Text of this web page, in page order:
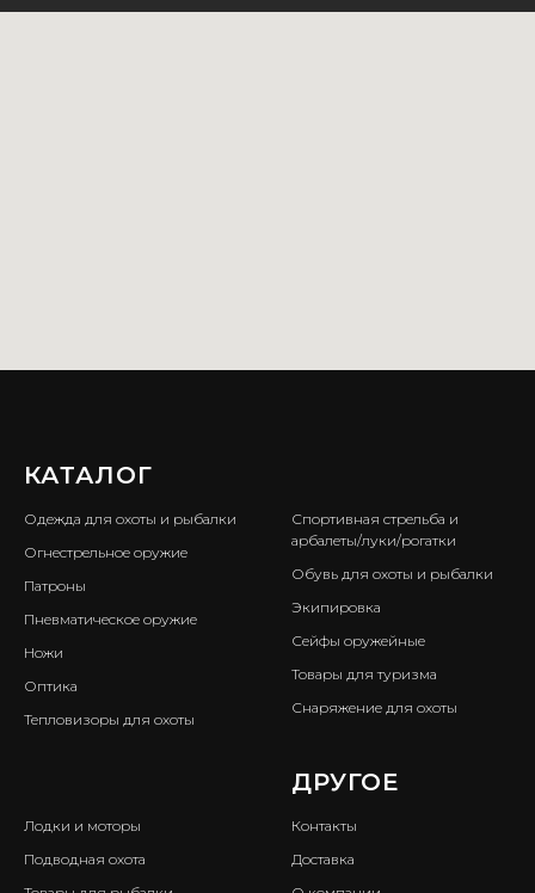
КАТАЛОГ
Одежда для охоты и рыбалки
Огнестрельное оружие
Патроны
Пневматическое оружие
Ножи
Оптика
Тепловизоры для охоты
Спортивная стрельба и
арбалеты/луки/рогатки
Обувь для охоты и рыбалки
Экипировка
Сейфы оружейные
Товары для туризма
Снаряжение для охоты
Лодки и моторы
Подводная охота
ДРУГОЕ
Контакты
Доставка